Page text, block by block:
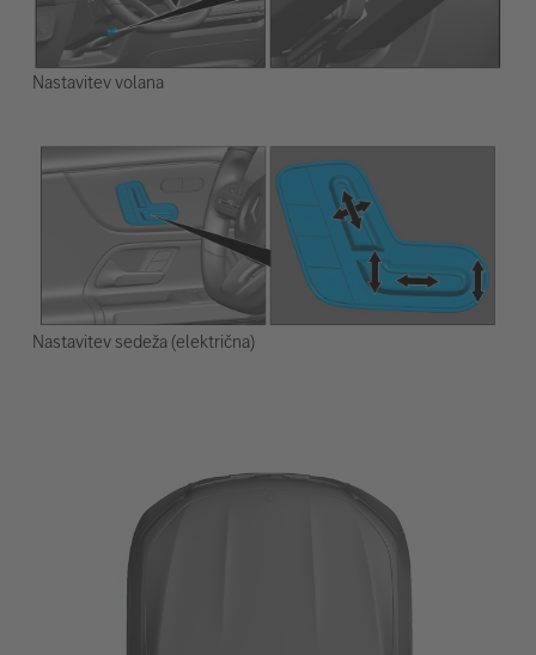
Nastavitev volana
Nastavitev sedeža (električna)